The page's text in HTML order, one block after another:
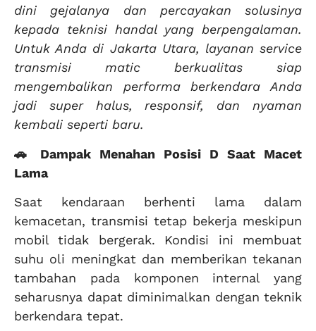
dini gejalanya dan percayakan solusinya
kepada teknisi handal yang berpengalaman.
Untuk Anda di Jakarta Utara, layanan service
transmisi matic berkualitas siap
mengembalikan performa berkendara Anda
jadi super halus, responsif, dan nyaman
kembali seperti baru.
🚗 Dampak Menahan Posisi D Saat Macet
Lama
Saat kendaraan berhenti lama dalam
kemacetan, transmisi tetap bekerja meskipun
mobil tidak bergerak. Kondisi ini membuat
suhu oli meningkat dan memberikan tekanan
tambahan pada komponen internal yang
seharusnya dapat diminimalkan dengan teknik
berkendara tepat.